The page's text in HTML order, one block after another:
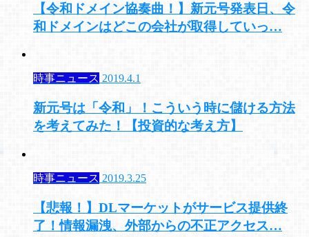
【令和ドメイン協奏曲！】新元号発表日、令
和ドメインはどこの会社が取得していっ…
時事ニュース 2019.4.1
新元号は「令和」！こういう時に儲ける方法
を考えてみた！【投資的な考え方】
時事ニュース 2019.3.25
【悲報！】DLマーケットがサービス提供終
了！情報漏洩、外部からの不正アクセス…